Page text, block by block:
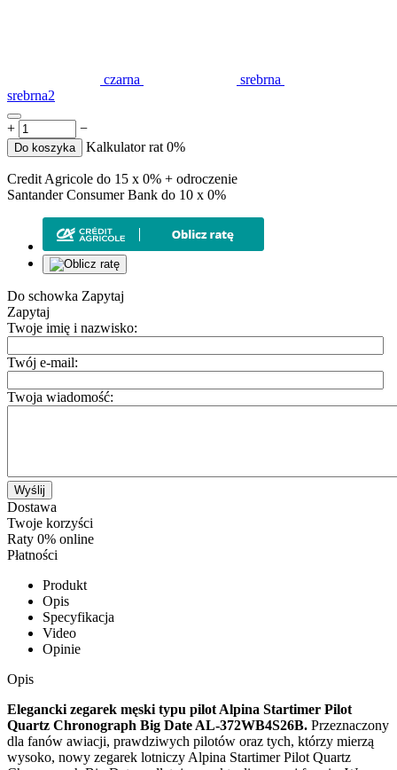
czarna
srebrna
srebrna2
+ −
Do koszyka Kalkulator rat 0%
Credit Agricole do 15 x 0% + odroczenie
Santander Consumer Bank do 10 x 0%
Do schowka Zapytaj
Zapytaj
Twoje imię i nazwisko:
Twój e-mail:
Twoja wiadomość:
Wyślij
Dostawa
Twoje korzyści
Raty 0% online
Płatności
Produkt
Opis
Specyfikacja
Video
Opinie
Opis
Elegancki zegarek męski typu pilot Alpina Startimer Pilot
Quartz Chronograph Big Date AL-372WB4S26B. Przeznaczony
dla fanów awiacji, prawdziwych pilotów oraz tych, którzy mierzą
wysoko, nowy zegarek lotniczy Alpina Startimer Pilot Quartz